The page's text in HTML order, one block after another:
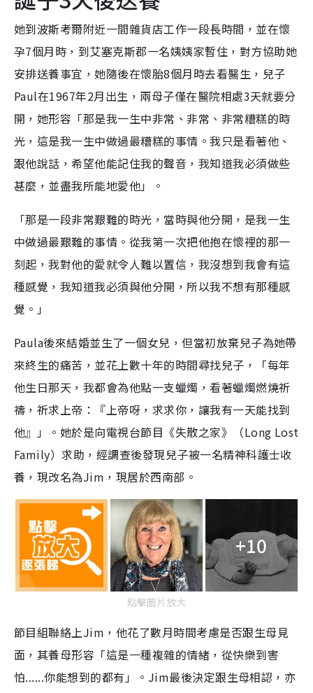
e
她到波斯考爾附近一間雜貨店工作一段長時間，並在懷
孕7個月時，到艾塞克斯郡一名姨姨家暫住，對方協助她
安排送養事宜，她隨後在懷胎8個月時去看醫生，兒子
Paul在1967年2月出生，兩母子僅在醫院相處3天就要分
開，她形容「那是我一生中非常、非常、非常糟糕的時
光，這是我一生中做過最糟糕的事情。我只是看著他、
跟他說話，希望他能記住我的聲音，我知道我必須做些
甚麼，並盡我所能地愛他」。
「那是一段非常艱難的時光，當時與他分開，是我一生
中做過最艱難的事情。從我第一次把他抱在懷裡的那一
刻起，我對他的愛就令人難以置信，我沒想到我會有這
種感覺，我知道我必須與他分開，所以我不想有那種感
覺。」
Paula後來結婚並生了一個女兒，但當初放棄兒子為她帶
來終生的痛苦，並花上數十年的時間尋找兒子，「每年
他生日那天，我都會為他點一支蠟燭，看著蠟燭燃燒祈
禱，祈求上帝：『上帝呀，求求你，讓我有一天能找到
他』」。她於是向電視台節目《失散之家》（Long Lost
Family）求助，經調查後發現兒子被一名精神科護士收
養，現改名為Jim，現居於西南部。
+10
點擊圖片放大
節目組聯絡上Jim，他花了數月時間考慮是否跟生母見
面，其養母形容「這是一種複雜的情緒，從快樂到害
怕......你能想到的都有」。Jim最後決定跟生母相認，亦